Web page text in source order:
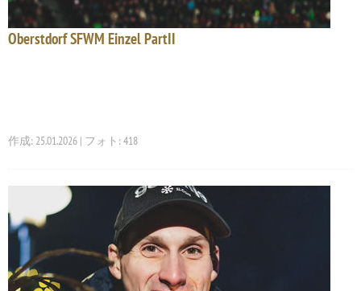
Oberstdorf SFWM Einzel PartII
作成: 25.01.2026 | フォト: 418